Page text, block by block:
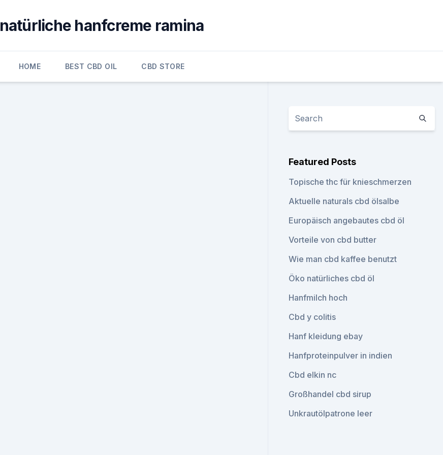
natürliche hanfcreme ramina
HOME BEST CBD OIL CBD STORE
Featured Posts
Topische thc für knieschmerzen
Aktuelle naturals cbd ölsalbe
Europäisch angebautes cbd öl
Vorteile von cbd butter
Wie man cbd kaffee benutzt
Öko natürliches cbd öl
Hanfmilch hoch
Cbd y colitis
Hanf kleidung ebay
Hanfproteinpulver in indien
Cbd elkin nc
Großhandel cbd sirup
Unkrautölpatrone leer